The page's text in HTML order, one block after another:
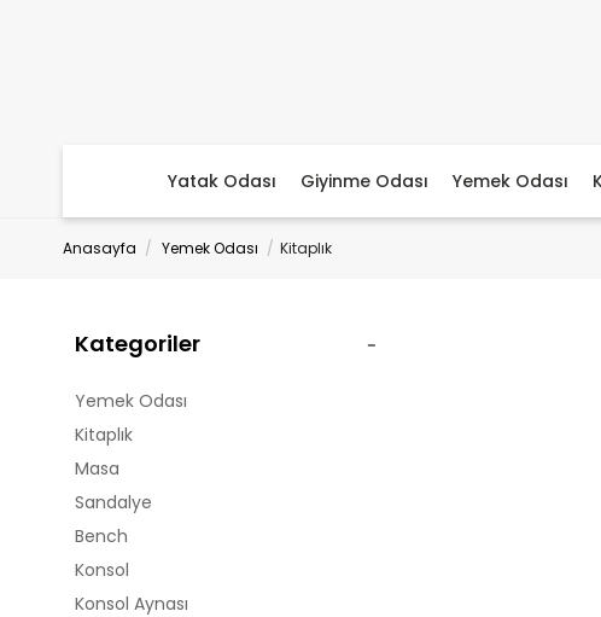
Yatak Odası Giyinme Odası Yemek Odası
Anasayfa Yemek Odası Kitaplık
Kategoriler
Yemek Odası
Kitaplık
Masa
Sandalye
Bench
Konsol
Konsol Aynası